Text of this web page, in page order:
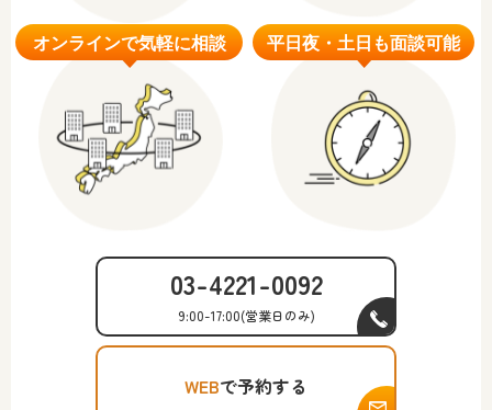
03-4221-0092
9:00-17:00(営業日のみ)
WEBで予約する